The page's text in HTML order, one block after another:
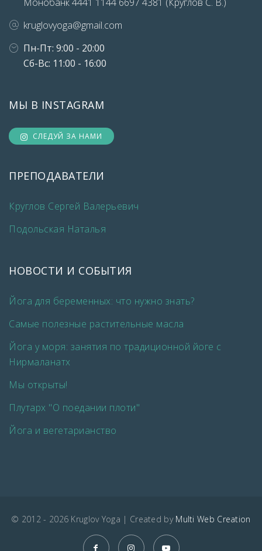
kruglovyoga@gmail.com
Пн-Пт: 9:00 - 20:00
Сб-Вс: 11:00 - 16:00
МЫ В INSTAGRAM
СЛЕДУЙ ЗА НАМИ
ПРЕПОДАВАТЕЛИ
Круглов Сергей Валерьевич
Подольская Наталья
НОВОСТИ И СОБЫТИЯ
Йога для беременных: что нужно знать?
Самые полезные растительные масла
Йога у моря: занятия по традиционной йоге с
Нирмаланатх
Мы открыты!
Плутарх "О поедании плоти"
Йога и вегетарианство
© 2012 - 2026 Kruglov Yoga | Created by Multi Web Creation